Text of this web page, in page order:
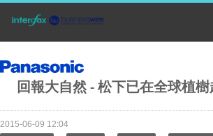
回報大自然 - 松下已在全球植
2015-06-09 12:04